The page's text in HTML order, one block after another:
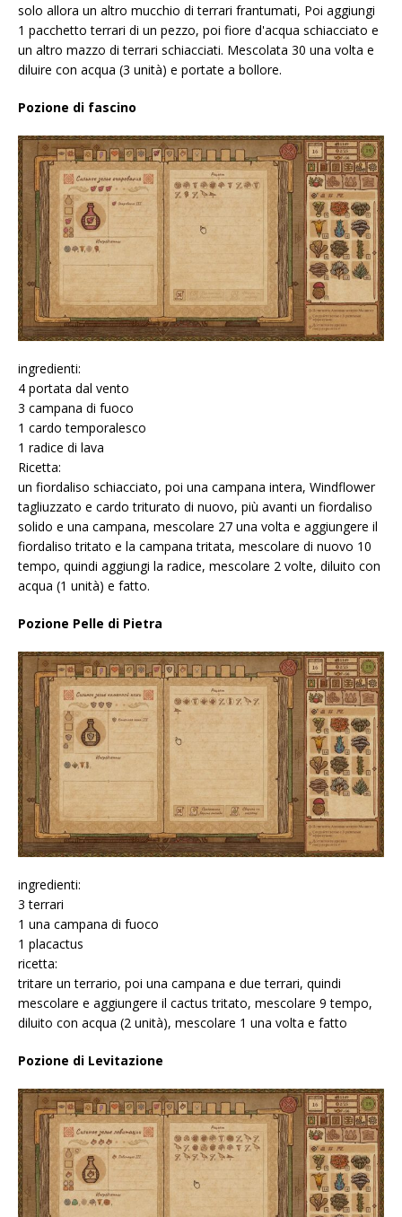
solo allora un altro mucchio di terrari frantumati, Poi aggiungi
1 pacchetto terrari di un pezzo, poi fiore d'acqua schiacciato e
un altro mazzo di terrari schiacciati. Mescolata 30 una volta e
diluire con acqua (3 unità) e portate a bollore.
Pozione di fascino
ingredienti:
4 portata dal vento
3 campana di fuoco
1 cardo temporalesco
1 radice di lava
Ricetta:
un fiordaliso schiacciato, poi una campana intera, Windflower
tagliuzzato e cardo triturato di nuovo, più avanti un fiordaliso
solido e una campana, mescolare 27 una volta e aggiungere il
fiordaliso tritato e la campana tritata, mescolare di nuovo 10
tempo, quindi aggiungi la radice, mescolare 2 volte, diluito con
acqua (1 unità) e fatto.
Pozione Pelle di Pietra
ingredienti:
3 terrari
1 una campana di fuoco
1 placactus
ricetta:
tritare un terrario, poi una campana e due terrari, quindi
mescolare e aggiungere il cactus tritato, mescolare 9 tempo,
diluito con acqua (2 unità), mescolare 1 una volta e fatto
Pozione di Levitazione